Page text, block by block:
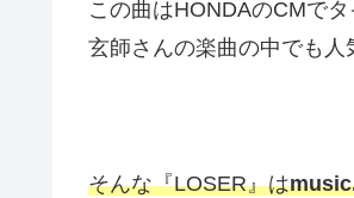
この曲はHONDAのCMで
玄師さんの楽曲の中でも人
そんな『LOSER』は